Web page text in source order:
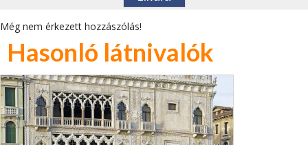
Még nem érkezett hozzászólás!
Hasonló látnivalók